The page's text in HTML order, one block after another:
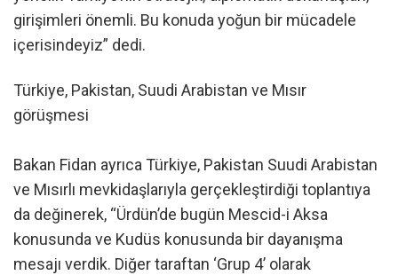
girişimleri önemli. Bu konuda yoğun bir mücadele
içerisindeyiz” dedi.
Türkiye, Pakistan, Suudi Arabistan ve Mısır
görüşmesi
Bakan Fidan ayrıca Türkiye, Pakistan Suudi Arabistan
ve Mısırlı mevkidaşlarıyla gerçekleştirdiği toplantıya
da değinerek, “Ürdün’de bugün Mescid-i Aksa
konusunda ve Kudüs konusunda bir dayanışma
mesajı verdik. Diğer taraftan ‘Grup 4’ olarak